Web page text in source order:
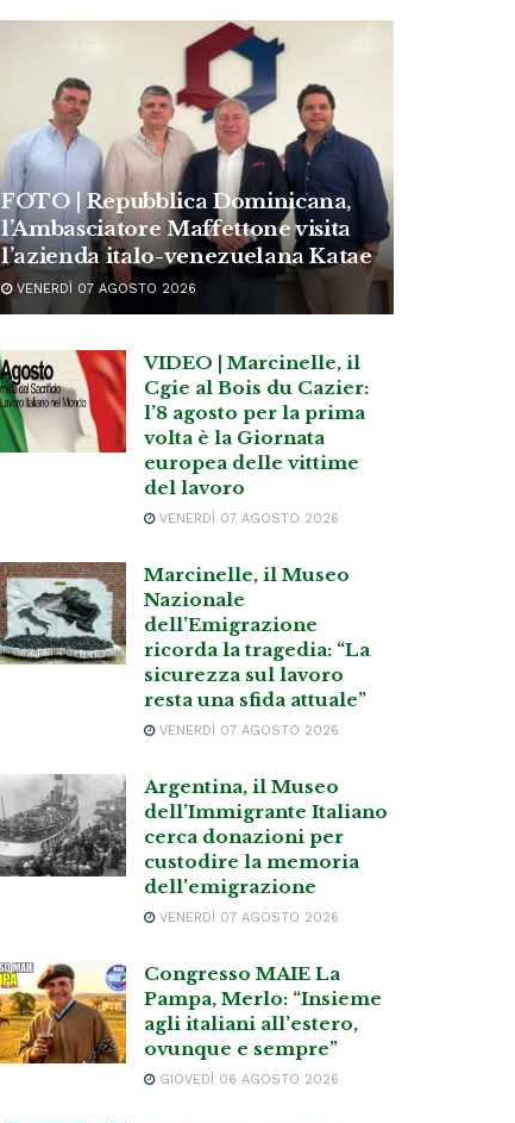
FOTO | Repubblica Dominicana,
l’Ambasciatore Maffettone visita
l’azienda italo-venezuelana Katae
VENERDÌ 07 AGOSTO 2026
VIDEO | Marcinelle, il
Cgie al Bois du Cazier:
l’8 agosto per la prima
volta è la Giornata
europea delle vittime
del lavoro
VENERDÌ 07 AGOSTO 2026
Marcinelle, il Museo
Nazionale
dell’Emigrazione
ricorda la tragedia: “La
sicurezza sul lavoro
resta una sfida attuale”
VENERDÌ 07 AGOSTO 2026
Argentina, il Museo
dell’Immigrante Italiano
cerca donazioni per
custodire la memoria
dell’emigrazione
VENERDÌ 07 AGOSTO 2026
Congresso MAIE La
Pampa, Merlo: “Insieme
agli italiani all’estero,
ovunque e sempre”
GIOVEDÌ 06 AGOSTO 2026